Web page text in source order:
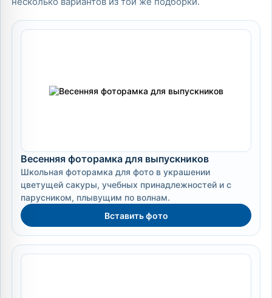
Весенняя фоторамка для выпускников
Школьная фоторамка для фото в украшении
цветущей сакуры, учебных принадлежностей и с
парусником, плывущим по волнам.
Вставить фото